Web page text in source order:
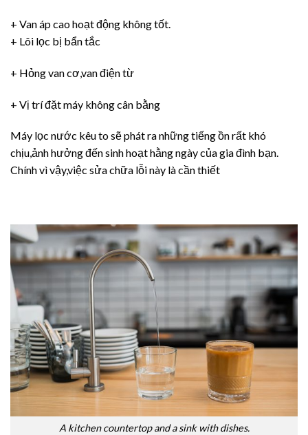
+ Van áp cao hoạt động không tốt.
+ Lõi lọc bị bẩn tắc
+ Hỏng van cơ,van điện từ
+ Vị trí đặt máy không cân bằng
Máy lọc nước kêu to sẽ phát ra những tiếng ồn rất khó
chịu,ảnh hưởng đến sinh hoạt hằng ngày của gia đình bạn.
Chính vì vậy,việc sửa chữa lỗi này là cần thiết
A kitchen countertop and a sink with dishes.